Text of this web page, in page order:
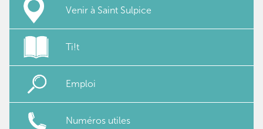
Venir à Saint Sulpice
Ti!t
Emploi
Numéros utiles